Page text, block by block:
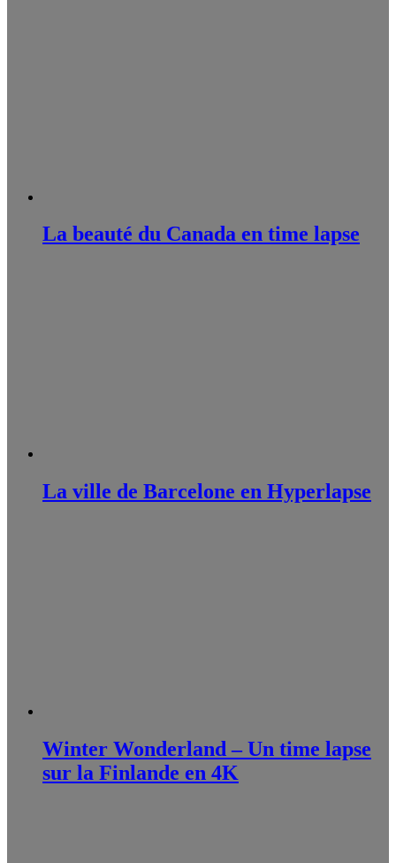
La beauté du Canada en time lapse
La ville de Barcelone en Hyperlapse
Winter Wonderland – Un time lapse
sur la Finlande en 4K